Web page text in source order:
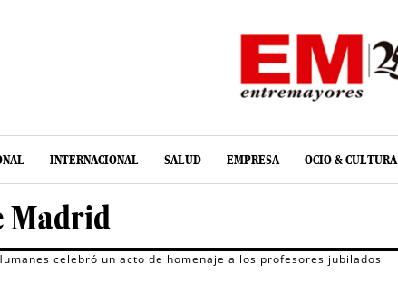
INTERNACIONAL SALUD EMPRESA OCIO & CULTURA
Madrid
celebró un acto de homenaje a los profesores jubilados